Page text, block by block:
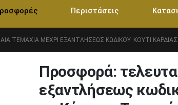
Περιστάσεις
ΤΕΜΆΧΙΑ ΜΈΧΡΙ ΕΞΑΝΤΛΉΣΕΩΣ ΚΩΔΙΚΟΎ. ΚΟΥΤΊ
Προσφορά:
εξαντλήσεως